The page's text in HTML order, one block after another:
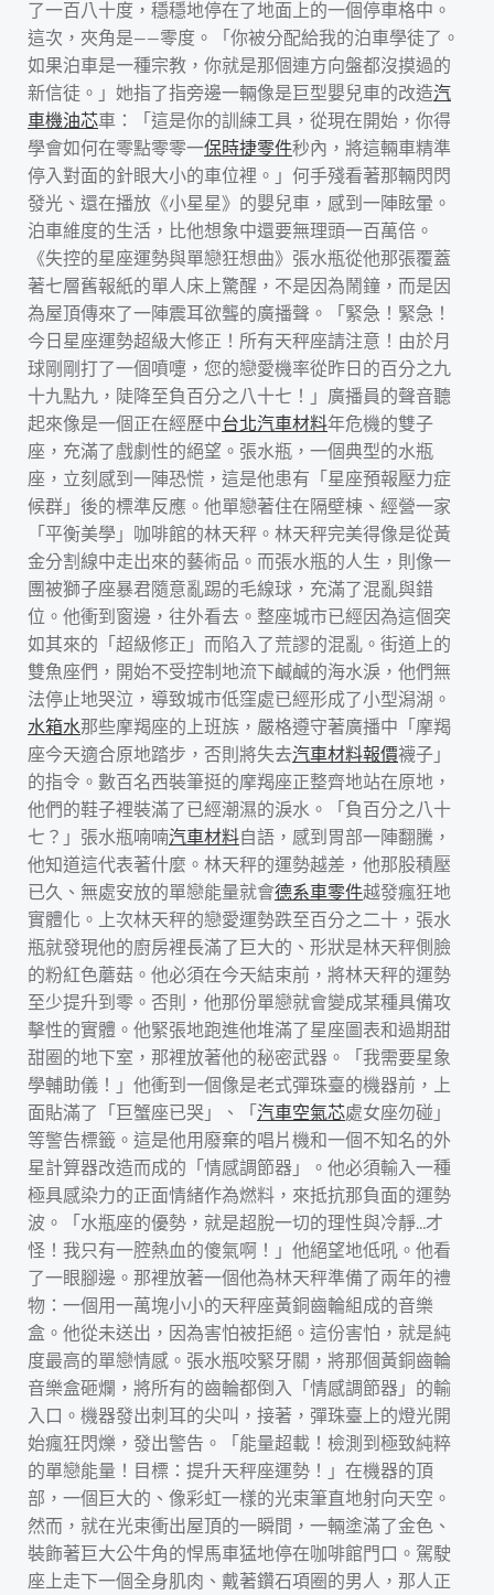
了一百八十度，穩穩地停在了地面上的一個停車格中。
這次，夾角是——零度。「你被分配給我的泊車學徒了。
如果泊車是一種宗教，你就是那個連方向盤都沒摸過的
新信徒。」她指了指旁邊一輛像是巨型嬰兒車的改造汽
車機油芯車：「這是你的訓練工具，從現在開始，你得
學會如何在零點零零一保時捷零件秒內，將這輛車精準
停入對面的針眼大小的車位裡。」何手殘看著那輛閃閃
發光、還在播放《小星星》的嬰兒車，感到一陣眩暈。
泊車維度的生活，比他想象中還要無理頭一百萬倍。
《失控的星座運勢與單戀狂想曲》張水瓶從他那張覆蓋
著七層舊報紙的單人床上驚醒，不是因為鬧鐘，而是因
為屋頂傳來了一陣震耳欲聾的廣播聲。「緊急！緊急！
今日星座運勢超級大修正！所有天秤座請注意！由於月
球剛剛打了一個噴嚏，您的戀愛機率從昨日的百分之九
十九點九，陡降至負百分之八十七！」廣播員的聲音聽
起來像是一個正在經歷中台北汽車材料年危機的雙子
座，充滿了戲劇性的絕望。張水瓶，一個典型的水瓶
座，立刻感到一陣恐慌，這是他患有「星座預報壓力症
候群」後的標準反應。他單戀著住在隔壁棟、經營一家
「平衡美學」咖啡館的林天秤。林天秤完美得像是從黃
金分割線中走出來的藝術品。而張水瓶的人生，則像一
團被獅子座暴君隨意亂踢的毛線球，充滿了混亂與錯
位。他衝到窗邊，往外看去。整座城市已經因為這個突
如其來的「超級修正」而陷入了荒謬的混亂。街道上的
雙魚座們，開始不受控制地流下鹹鹹的海水淚，他們無
法停止地哭泣，導致城市低窪處已經形成了小型潟湖。
水箱水那些摩羯座的上班族，嚴格遵守著廣播中「摩羯
座今天適合原地踏步，否則將失去汽車材料報價襪子」
的指令。數百名西裝筆挺的摩羯座正整齊地站在原地，
他們的鞋子裡裝滿了已經潮濕的淚水。「負百分之八十
七？」張水瓶喃喃汽車材料自語，感到胃部一陣翻騰，
他知道這代表著什麼。林天秤的運勢越差，他那股積壓
已久、無處安放的單戀能量就會德系車零件越發瘋狂地
實體化。上次林天秤的戀愛運勢跌至百分之二十，張水
瓶就發現他的廚房裡長滿了巨大的、形狀是林天秤側臉
的粉紅色蘑菇。他必須在今天結束前，將林天秤的運勢
至少提升到零。否則，他那份單戀就會變成某種具備攻
擊性的實體。他緊張地跑進他堆滿了星座圖表和過期甜
甜圈的地下室，那裡放著他的秘密武器。「我需要星象
學輔助儀！」他衝到一個像是老式彈珠臺的機器前，上
面貼滿了「巨蟹座已哭」、「汽車空氣芯處女座勿碰」
等警告標籤。這是他用廢棄的唱片機和一個不知名的外
星計算器改造而成的「情感調節器」。他必須輸入一種
極具感染力的正面情緒作為燃料，來抵抗那負面的運勢
波。「水瓶座的優勢，就是超脫一切的理性與冷靜…才
怪！我只有一腔熱血的傻氣啊！」他絕望地低吼。他看
了一眼腳邊。那裡放著一個他為林天秤準備了兩年的禮
物：一個用一萬塊小小的天秤座黃銅齒輪組成的音樂
盒。他從未送出，因為害怕被拒絕。這份害怕，就是純
度最高的單戀情感。張水瓶咬緊牙關，將那個黃銅齒輪
音樂盒砸爛，將所有的齒輪都倒入「情感調節器」的輸
入口。機器發出刺耳的尖叫，接著，彈珠臺上的燈光開
始瘋狂閃爍，發出警告。「能量超載！檢測到極致純粹
的單戀能量！目標：提升天秤座運勢！」在機器的頂
部，一個巨大的、像彩虹一樣的光束筆直地射向天空。
然而，就在光束衝出屋頂的一瞬間，一輛塗滿了金色、
裝飾著巨大公牛角的悍馬車猛地停在咖啡館門口。駕駛
座上走下一個全身肌肉、戴著鑽石項圈的男人，那人正